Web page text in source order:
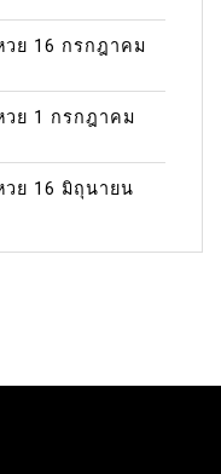
ย 16 กรกฎาคม
วย 1 กรกฎาคม
วย 16 มิถุนายน